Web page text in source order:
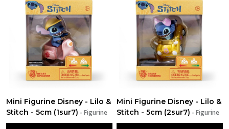
Mini Figurine Disney - Lilo &
Stitch - 5cm (1sur7) - Figurine
Disney
Mini Figurine Disney - Lilo &
Stitch - 5cm (2sur7) -Figurine
Disney